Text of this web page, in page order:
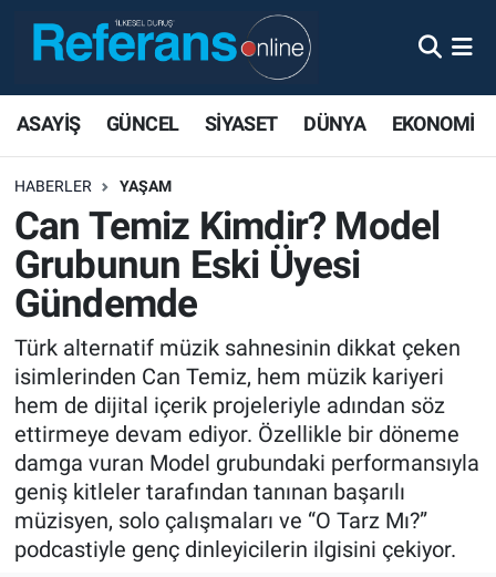
ASAYİŞ GÜNCEL SİYASET DÜNYA EKONOMİ
HABERLER YAŞAM
Can Temiz Kimdir? Model
Grubunun Eski Üyesi
Gündemde
Türk alternatif müzik sahnesinin dikkat çeken
isimlerinden Can Temiz, hem müzik kariyeri
hem de dijital içerik projeleriyle adından söz
ettirmeye devam ediyor. Özellikle bir döneme
damga vuran Model grubundaki performansıyla
geniş kitleler tarafından tanınan başarılı
müzisyen, solo çalışmaları ve “O Tarz Mı?”
podcastiyle genç dinleyicilerin ilgisini çekiyor.